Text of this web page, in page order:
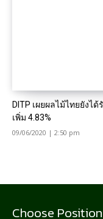
DITP เผยผลไม้ไทยยังไ
เพิ่ม 4.83%
09/06/2020 | 2:50 pm
Choose